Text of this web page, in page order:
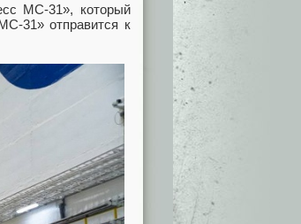
МС-31», который
31» отправится к